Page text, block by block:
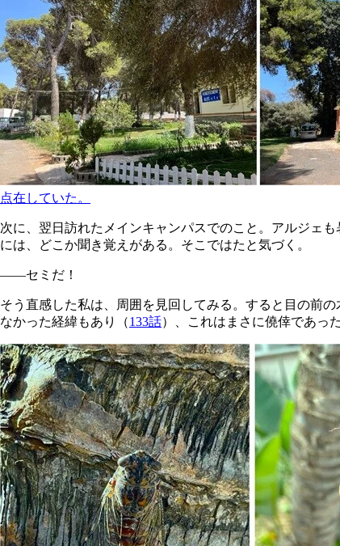
点在していた。
次に、翌日訪れたメインキャンパスでのこと。アルジェ
には、どこか聞き覚えがある。そこではたと気づく。
――セミだ！
そう直感した私は、周囲を見回してみる。すると目の前
なかった経緯もあり（133話）、これはまさに僥倖であった